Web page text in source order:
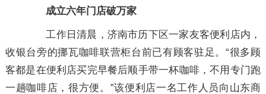
成立六年门店破万家
工作日清晨，济南市历下区一家友客便利店内，
收银台旁的挪瓦咖啡联营柜台前已有顾客驻足。“很多顾
客都是在便利店买完早餐后顺手带一杯咖啡，不用专门跑
一趟咖啡店，很方便。”该便利店一名工作人员向山东商